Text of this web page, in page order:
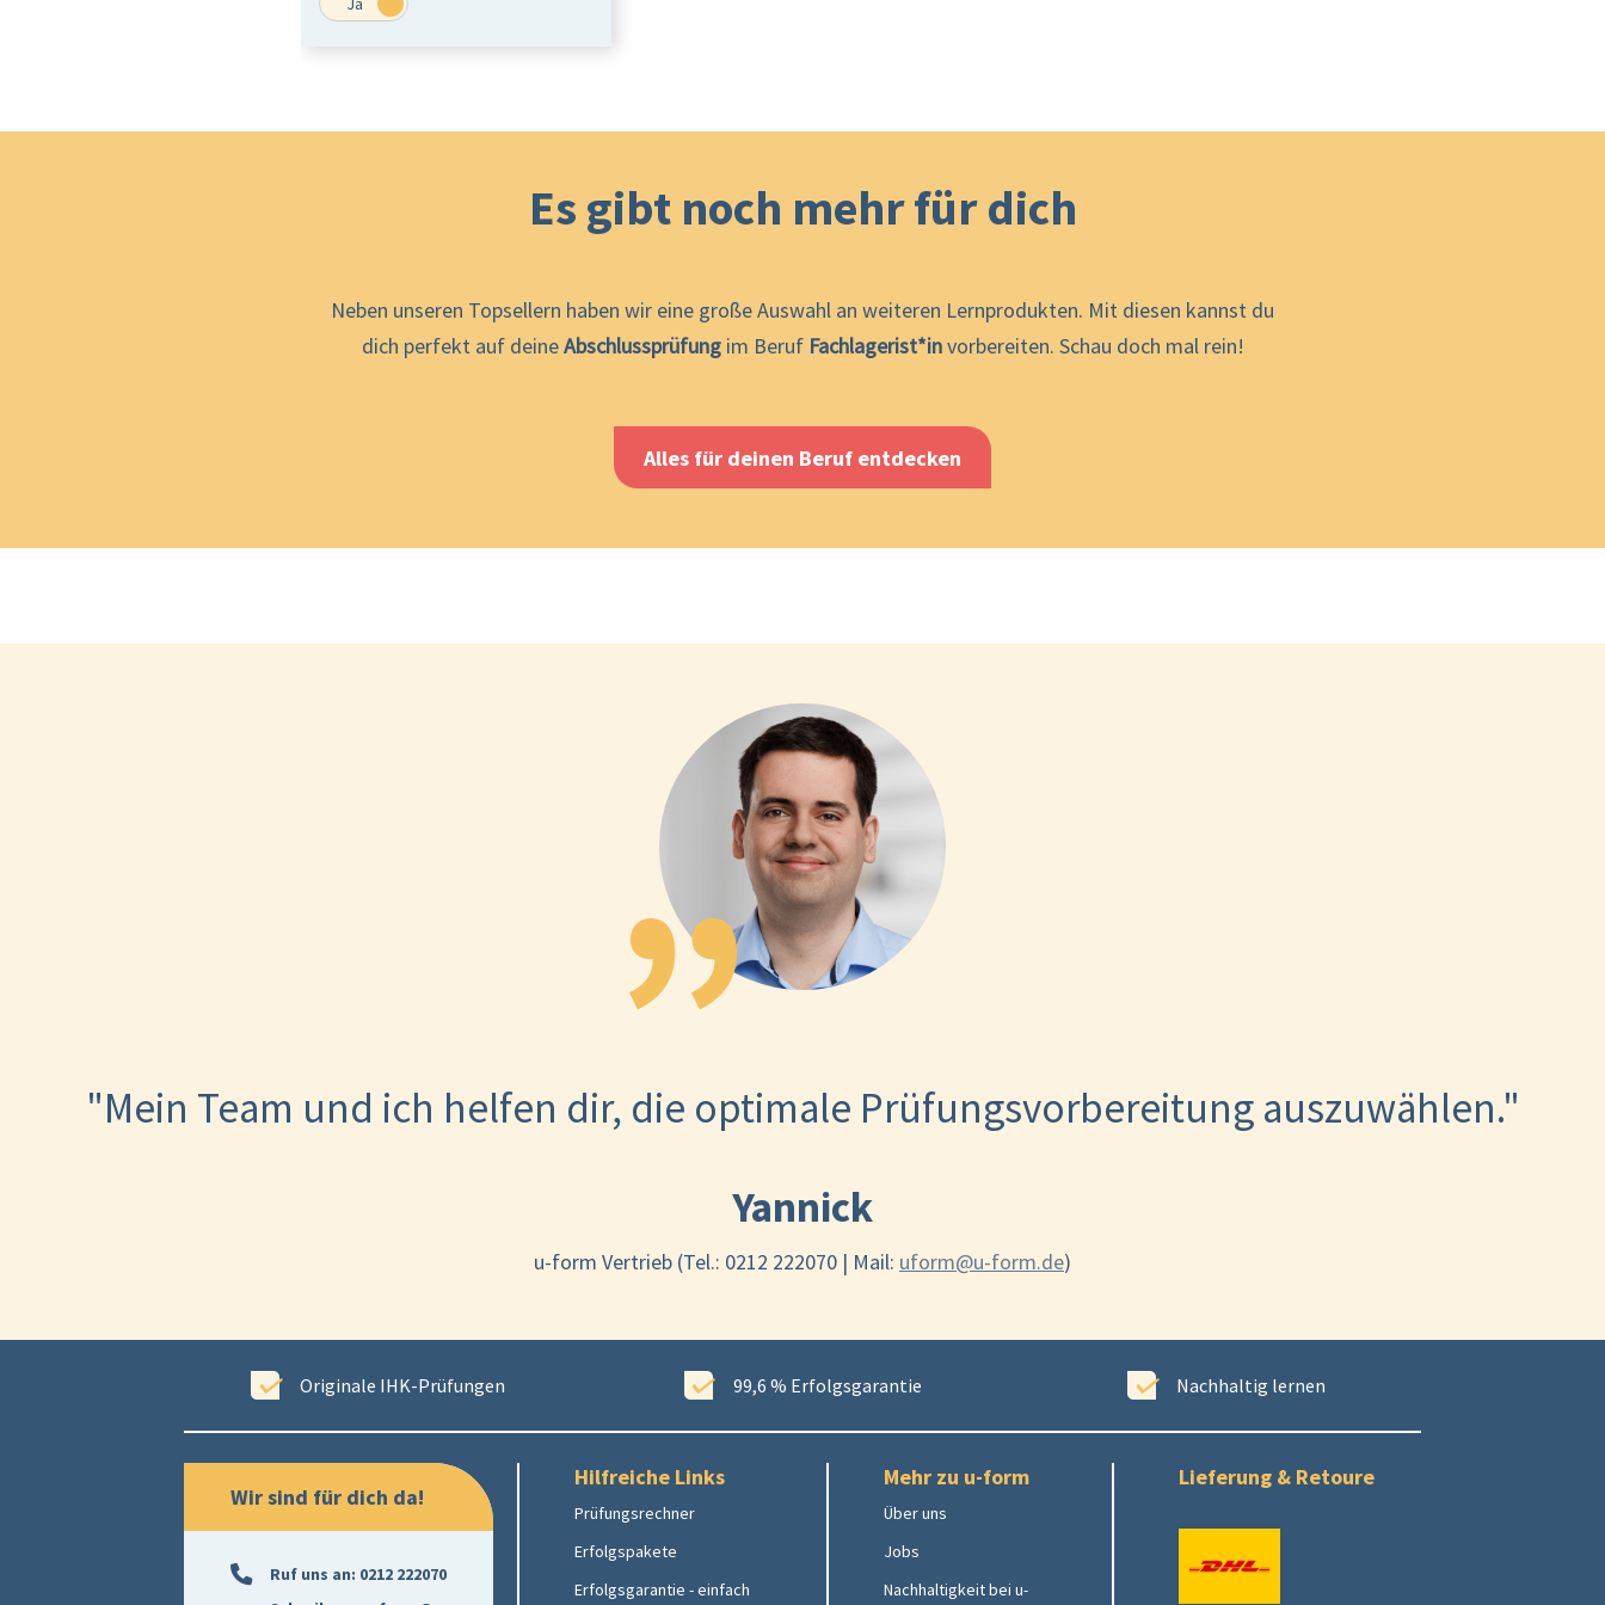
Es gibt noch mehr für dich
Neben unseren Topsellern haben wir eine große Auswahl an weiteren Lernprodukten. Mit diesen kannst du
dich perfekt auf deineAbschlussprüfungim Beruf Fachlagerist*invorbereiten. Schau doch mal rein!
Alles für deinen Beruf entdecken
"Mein Team und ich helfen dir, die optimale Prüfungsvorbereitung auszuwählen."
Yannick
u-form Vertrieb (Tel.: 0212 222070 | Mail: uform@u-form.de)
Originale IHK-Prüfungen 99,6 % Erfolgsgarantie Nachhaltig lernen
Wir sind für dich da!
Ruf uns an: 0212 222070
Hilfreiche Links
Prüfungsrechner
Erfolgspakete
Erfolgsgarantie - einfach
Mehr zu u-form
Über uns
Jobs
Nachhaltigkeit bei u-
Lieferung & Retoure